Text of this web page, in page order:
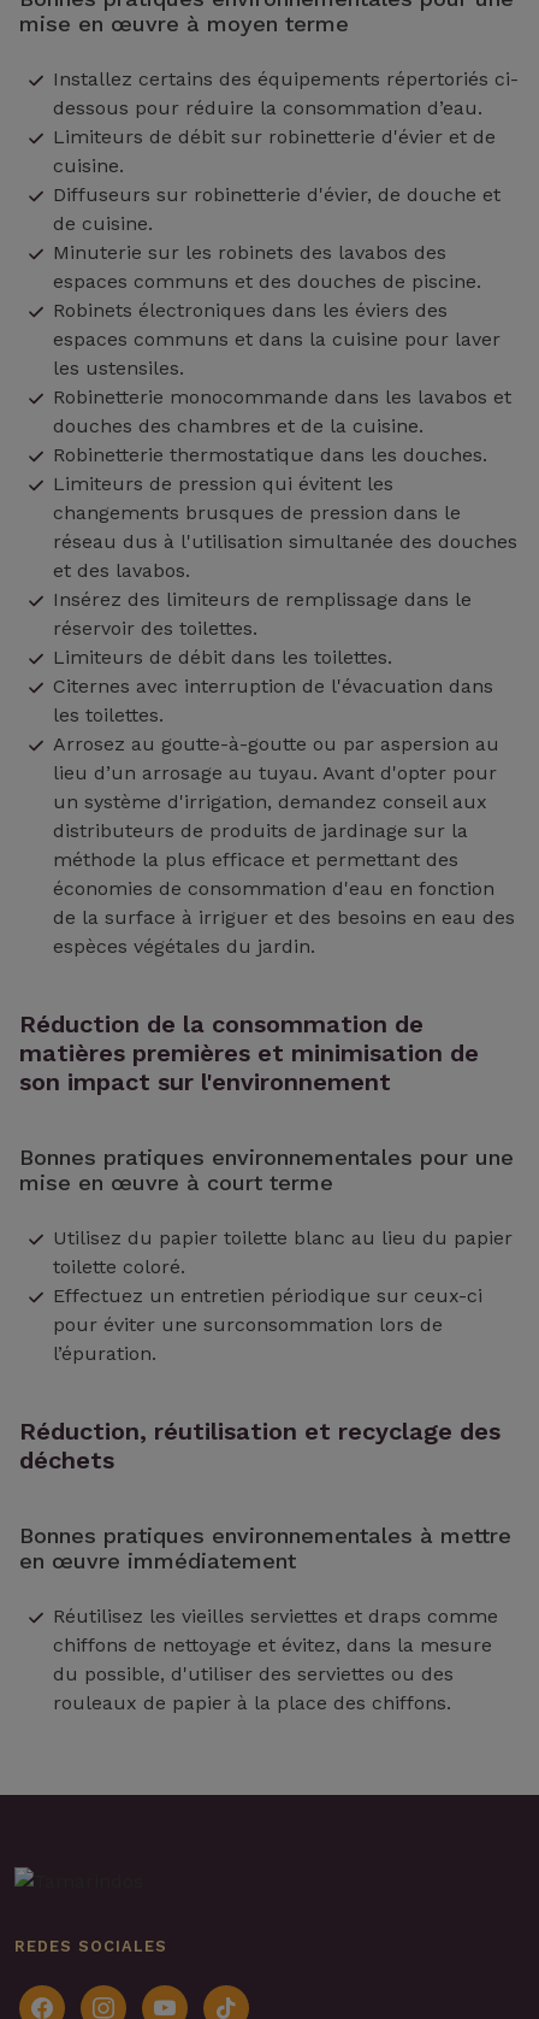
mise en œuvre à moyen terme
Installez certains des équipements répertoriés ci-
dessous pour réduire la consommation d’eau.
Limiteurs de débit sur robinetterie d'évier et de
cuisine.
Diffuseurs sur robinetterie d'évier, de douche et
de cuisine.
Minuterie sur les robinets des lavabos des
espaces communs et des douches de piscine.
Robinets électroniques dans les éviers des
espaces communs et dans la cuisine pour laver
les ustensiles.
Robinetterie monocommande dans les lavabos et
douches des chambres et de la cuisine.
Robinetterie thermostatique dans les douches.
Limiteurs de pression qui évitent les
changements brusques de pression dans le
réseau dus à l'utilisation simultanée des douches
et des lavabos.
Insérez des limiteurs de remplissage dans le
réservoir des toilettes.
Limiteurs de débit dans les toilettes.
Citernes avec interruption de l'évacuation dans
les toilettes.
Arrosez au goutte-à-goutte ou par aspersion au
lieu d’un arrosage au tuyau. Avant d'opter pour
un système d'irrigation, demandez conseil aux
distributeurs de produits de jardinage sur la
méthode la plus efficace et permettant des
économies de consommation d'eau en fonction
de la surface à irriguer et des besoins en eau des
espèces végétales du jardin.
Réduction de la consommation de
matières premières et minimisation de
son impact sur l'environnement
Bonnes pratiques environnementales pour une
mise en œuvre à court terme
Utilisez du papier toilette blanc au lieu du papier
toilette coloré.
Effectuez un entretien périodique sur ceux-ci
pour éviter une surconsommation lors de
l’épuration.
Réduction, réutilisation et recyclage des
déchets
Bonnes pratiques environnementales à mettre
en œuvre immédiatement
Réutilisez les vieilles serviettes et draps comme
chiffons de nettoyage et évitez, dans la mesure
du possible, d'utiliser des serviettes ou des
rouleaux de papier à la place des chiffons.
REDES SOCIALES
facebookinstagramyoutubetiktok